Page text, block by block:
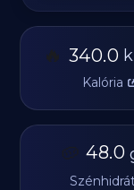
🔥 340.0
Kalória
🥔 48.0